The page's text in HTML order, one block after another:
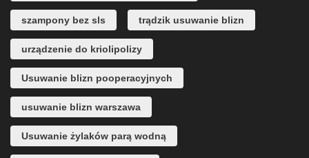
szampony bez sls trądzik usuwanie blizn
urządzenie do kriolipolizy
Usuwanie blizn pooperacyjnych
usuwanie blizn warszawa
Usuwanie żylaków parą wodną